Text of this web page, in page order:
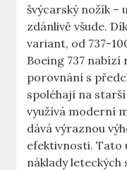
švýcarský nožík –
⁣zdánlivě všude.
variant,⁢ od ​737-
Boeing 737 nabízí
porovnání s⁢
spoléhají na
využívá moderní
⁢dává výraznou
efektivnosti. Tato
náklady